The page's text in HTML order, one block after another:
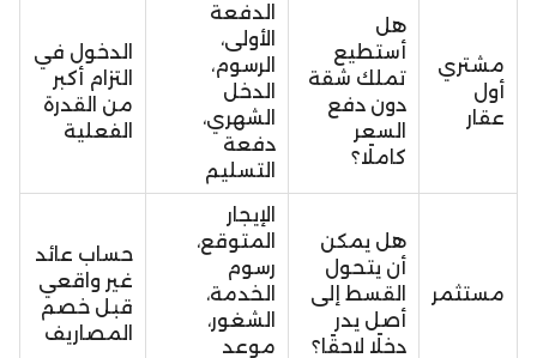
مشتري
أول
عقار
هل
أستطيع
تملك شقة
دون دفع
السعر
كاملًا؟
الدفعة
الأولى،
الرسوم،
الدخل
الشهري،
دفعة
التسليم
الدخول في
التزام أكبر
من القدرة
الفعلية
مستثمر
هل يمكن
أن يتحول
القسط إلى
أصل يدر
دخلًا لاحقًا؟
الإيجار
المتوقع،
رسوم
الخدمة،
الشغور،
موعد
حساب عائد
غير واقعي
قبل خصم
المصاريف